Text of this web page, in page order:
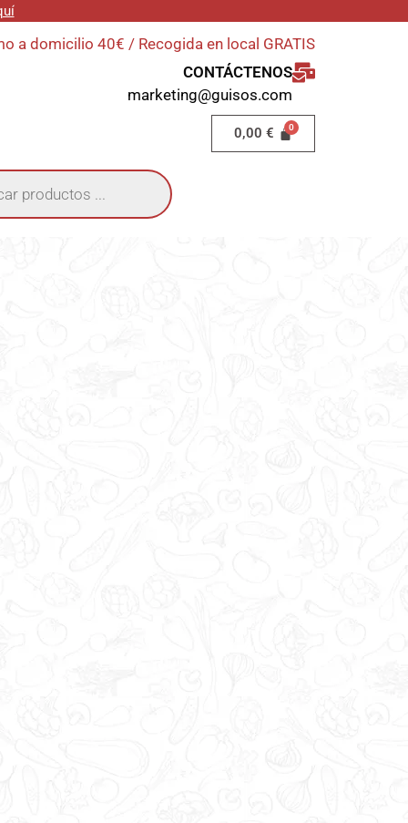
a domicilio 40€ / Recogida en local GRATIS
CONTÁCTENOS
marketing@guisos.com
0,00€